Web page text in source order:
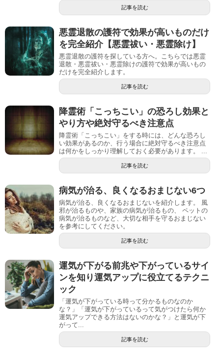
記事を読む
悪霊退散の護符で効果が高いものだけ
を完全紹介【悪霊祓い・悪霊除け】
悪霊退散の護符を探している方へ。こちらでは悪霊
退散・悪霊祓い・悪霊除けの護符で効果が高いもの
だけを完全紹介します。
記事を読む
降霊術「こっちこい」の恐ろし効果と
やり方や絶対守るべき注意点
降霊術「こっちこい」をする時には、どんな恐ろし
い効果があるのか、行う場合に絶対守るべき注意点
は何かをしっかり理解しておく必要があります。 ...
記事を読む
病気が治る、良くなるおまじない6つ
病気が治る、良くなるおまじないを紹介します。 風
邪が治るものや、家族の病気が治るもの、 ペットの
病気が治るものなど、大切な相手を守るおまじない
を参考にしてください。
記事を読む
運気が下がる前兆や下がっているサイ
ンを知り運気アップに役立てるテクニ
ック
「運気が下がっている時って分かるものなのか
な？」「運気が下がっているって気がつけたら何か
運気アップできる方法はないのかな？」と運気が下
がって...
記事を読む